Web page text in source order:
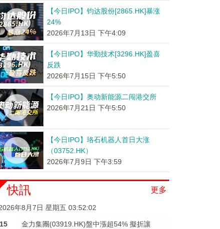
【今日IPO】钧达股份[2865.HK]暴涨
24%
2026年7月13日 下午4:09
【今日IPO】华勤技术[3296.HK]盈喜
反跌
2026年7月15日 下午5:50
【今日IPO】奥动新能源二闯港交所
2026年7月21日 下午5:50
【今日IPO】珞石机器人首日大涨
（03752.HK）
2026年7月9日 下午3:59
更多
快訊
年8月7日 星期五 03:52:02
金力集團(03919.HK)盤中漲超54% 擬折讓